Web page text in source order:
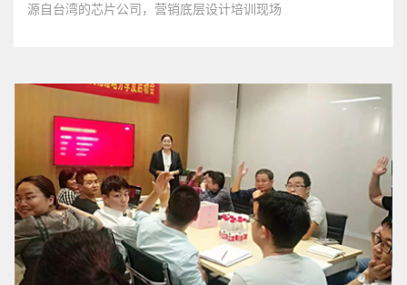
源自台湾的芯片公司，营销底层设计培训现场